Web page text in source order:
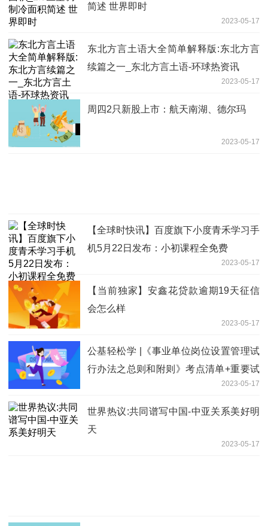
简述 世界即时
2023-05-17
东北方言土语大全简单解释版:东北方言
续篇之一_东北方言土语-环球热资讯
2023-05-17
周四2只新股上市：航天南湖、德尔玛
2023-05-17
【全球时快讯】百度旗下小度青禾学习手
机5月22日发布：小初课程全免费
2023-05-17
【当前独家】安鑫花贷款逾期19天征信
会怎么样
2023-05-17
公基轻松学 |《事业单位岗位设置管理试
行办法之总则和附则》考点清单+重要试
2023-05-17
世界热议:共同谱写中国-中亚关系美好明
天
2023-05-17